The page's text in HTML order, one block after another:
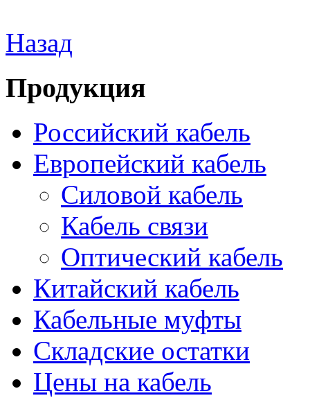
Назад
Продукция
Российский кабель
Европейский кабель
Силовой кабель
Кабель связи
Оптический кабель
Китайский кабель
Кабельные муфты
Складские остатки
Цены на кабель